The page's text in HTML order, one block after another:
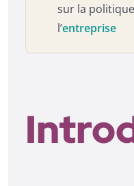
sur la
l’entreprise